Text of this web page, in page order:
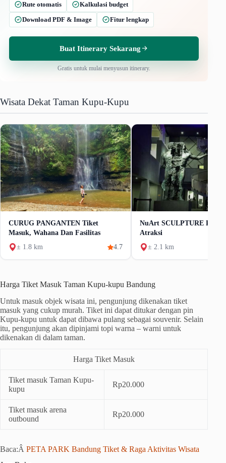
Rute otomatis
Kalkulasi budget
Download PDF & Image
Fitur lengkap
Buat Itinerary Sekarang
Gratis untuk mulai menyusun itinerary.
Wisata Dekat Taman Kupu-Kupu
CURUG PANGANTEN Tiket
Masuk, Wahana Dan Fasilitas
± 1.8 km
4.7
NuArt SCULPTURE
Atraksi
± 2.1 km
Harga Tiket Masuk Taman Kupu-kupu Bandung
Untuk masuk objek wisata ini, pengunjung dikenakan tiket
masuk yang cukup murah. Tiket ini dapat ditukar dengan pin
Kupu-kupu untuk dapat dibawa pulang sebagai souvenir. Selain
itu, pengunjung akan dipinjami topi warna – warni untuk
dikenakan di dalam taman.
Harga Tiket Masuk
Tiket masuk Taman Kupu-
kupu
Rp20.000
Tiket masuk arena
outbound
Rp20.000
Baca:Â PETA PARK Bandung Tiket & Raga Aktivitas Wisata